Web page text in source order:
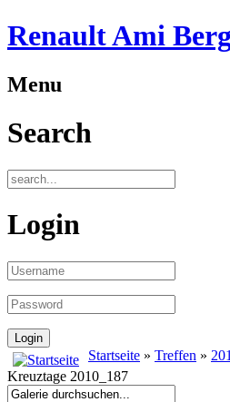
Renault Ami
Menu
Search
Login
Startseite » Treffen »
Kreuztage 2010_187